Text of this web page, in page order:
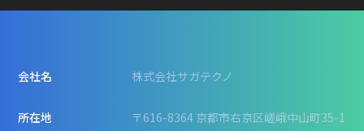
会社名 株式会社サガテクノ
所在地 〒616-8364 京都市右京区嵯峨中山町35-1